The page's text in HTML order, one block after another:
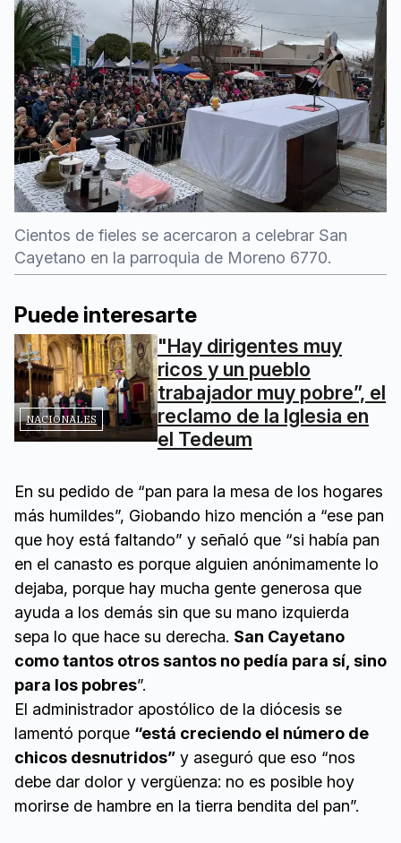
Cientos de fieles se acercaron a celebrar San
Cayetano en la parroquia de Moreno 6770.
Puede interesarte
NACIONALES
"Hay dirigentes muy
ricos y un pueblo
trabajador muy pobre”, el
reclamo de la Iglesia en
el Tedeum
En su pedido de “pan para la mesa de los hogares
más humildes”, Giobando hizo mención a “ese pan
que hoy está faltando” y señaló que “si había pan
en el canasto es porque alguien anónimamente lo
dejaba, porque hay mucha gente generosa que
ayuda a los demás sin que su mano izquierda
sepa lo que hace su derecha. San Cayetano
como tantos otros santos no pedía para sí, sino
para los pobres”.
El administrador apostólico de la diócesis se
lamentó porque “está creciendo el número de
chicos desnutridos” y aseguró que eso “nos
debe dar dolor y vergüenza: no es posible hoy
morirse de hambre en la tierra bendita del pan”.